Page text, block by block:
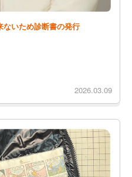
ないため診断書の発行
2026.03.09